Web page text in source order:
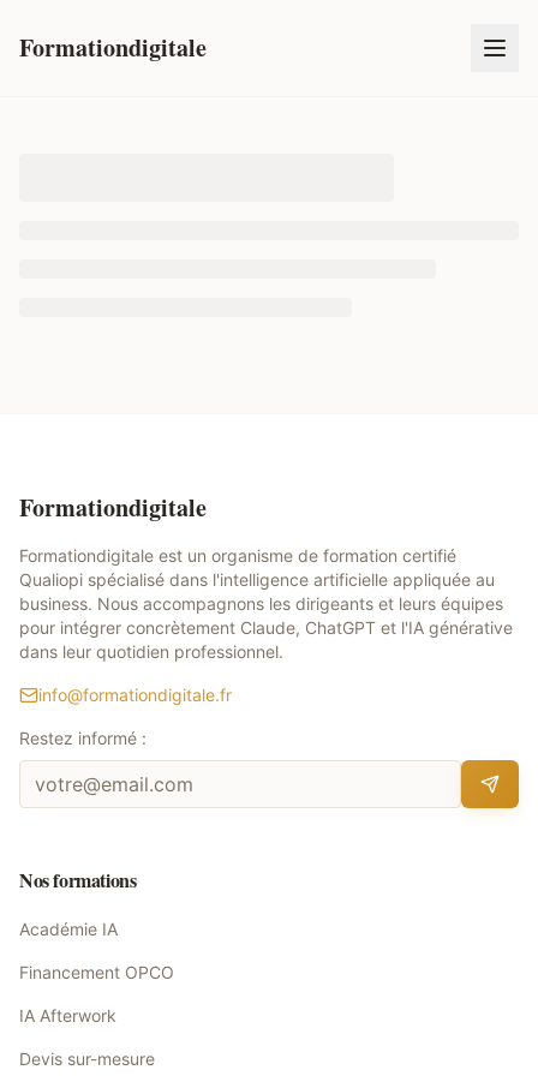
Formationdigitale
Formationdigitale
Formationdigitale est un organisme de formation certifié
Qualiopi spécialisé dans l'intelligence artificielle appliquée au
business. Nous accompagnons les dirigeants et leurs équipes
pour intégrer concrètement Claude, ChatGPT et l'IA générative
dans leur quotidien professionnel.
info@formationdigitale.fr
Restez informé :
Nos formations
Académie IA
Financement OPCO
IA Afterwork
Devis sur-mesure